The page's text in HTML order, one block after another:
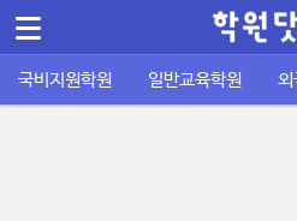
국비지원학원 일반교육학원 외
Sketchbook5, 스